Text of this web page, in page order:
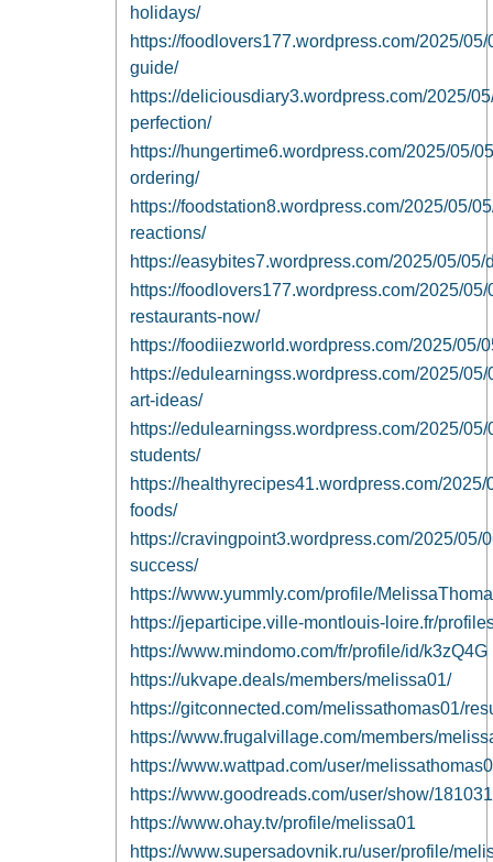
holidays/
https://foodlovers177.wordpress.com/2025/
guide/
https://deliciousdiary3.wordpress.com/2025/
perfection/
https://hungertime6.wordpress.com/2025/05/
ordering/
https://foodstation8.wordpress.com/2025/05/
reactions/
https://easybites7.wordpress.com/2025/05/
https://foodlovers177.wordpress.com/2025/
restaurants-now/
https://foodiiezworld.wordpress.com/2025/05/
https://edulearningss.wordpress.com/2025/
art-ideas/
https://edulearningss.wordpress.com/2025/
students/
https://healthyrecipes41.wordpress.com/
foods/
https://cravingpoint3.wordpress.com/2025/
success/
https://www.yummly.com/profile/
https://jeparticipe.ville-montlouis-loire.fr/
https://www.mindomo.com/fr/profile/id/k3zQ4G
https://ukvape.deals/members/melissa01/
https://gitconnected.com/melissathomas01/
https://www.frugalvillage.com/members/
https://www.wattpad.com/user/
https://www.goodreads.com/user/show/
https://www.ohay.tv/profile/melissa01
https://www.supersadovnik.ru/user/profile/